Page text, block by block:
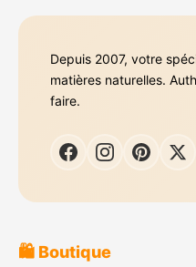
Depuis 2007, votre
matières naturelles.
faire.
🛍️ Boutique